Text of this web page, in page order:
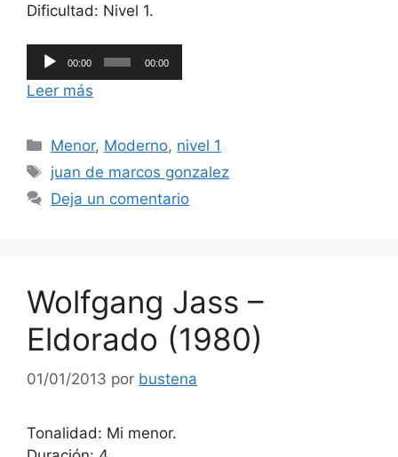
Dificultad: Nivel 1.
Reproductor
de
audio
00:00 00:00
Leer más
Categorías
Menor, Moderno, nivel 1
Etiquetas
juan de marcos gonzalez
Deja un comentario
Wolfgang Jass –
Eldorado (1980)
01/01/2013 por bustena
Tonalidad: Mi menor.